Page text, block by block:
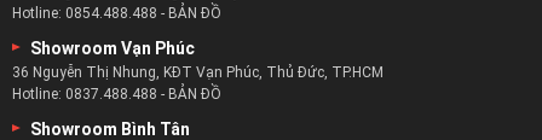
Hotline: 0854.488.488 - BẢN ĐỒ
Showroom Vạn Phúc
36 Nguyễn Thị Nhung, KĐT Vạn Phúc, Thủ Đức, TP.HCM
Hotline: 0837.488.488 - BẢN ĐỒ
Showroom Bình Tân